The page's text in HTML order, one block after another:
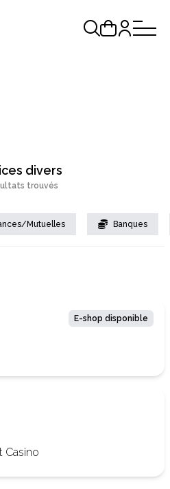
divers
trouvés
Mutuelles Banques
E-shop disponible
Casino